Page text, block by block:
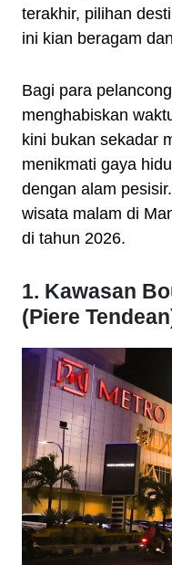
terakhir, pilihan
ini kian beragam
Bagi para
menghabiskan
kini bukan sekadar
menikmati gaya
dengan alam
wisata malam di
di tahun 2026.
1. Kawasan
(Piere